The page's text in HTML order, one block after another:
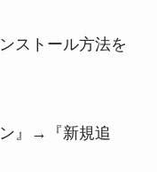
ストール方法を
』→『新規追